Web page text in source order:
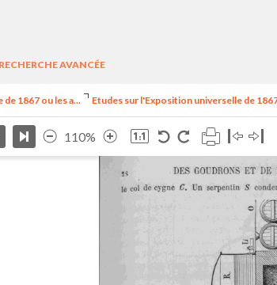
RECHERCHE AVANCÉE
1867 ou les a... Etudes sur l'Exposition universelle de
110%